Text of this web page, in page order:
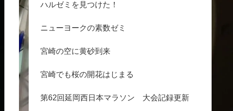
ハルゼミを見つけた！
ニューヨークの素数ゼミ
宮崎の空に黄砂到来
宮崎でも桜の開花はじまる
第62回延岡西日本マラソン 大会記録更新